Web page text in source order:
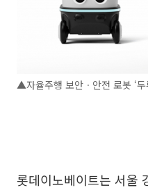
▲자율주행 보안ㆍ안전 로봇 ‘
롯데이노베이트는 서울